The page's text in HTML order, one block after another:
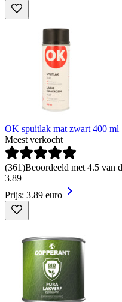
OK spuitlak mat zwart 400 ml
Meest verkocht
(361)Beoordeeld met 4.5 van
3.89
Prijs: 3.89 euro